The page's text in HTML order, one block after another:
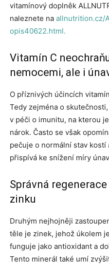
vitamínový doplněk
naleznete na allnutrition.cz/
opis40622.html.
Vitamín C
nemocemi, ale i
O příznivých účincích
Tedy zejména o
v péči o imunitu, na kterou
nárok. Často se však
pečuje o normální stav
přispívá ke snížení míry
Správná
zinku
Druhým nejhojněji
těle je zinek, jehož úkolem
funguje jako antioxidant a
Tento minerál také umí